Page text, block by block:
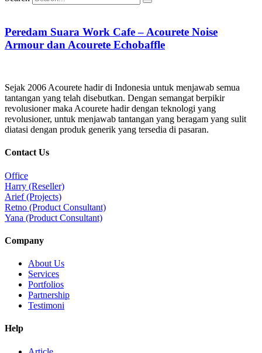
Peredam Suara Work Cafe – Acourete Noise
Armour dan Acourete Echobaffle
Sejak 2006 Acourete hadir di Indonesia untuk menjawab semua
tantangan yang telah disebutkan. Dengan semangat berpikir
revolusioner maka Acourete hadir dengan teknologi yang
revolusioner, untuk menjawab tantangan yang beragam yang sulit
diatasi dengan produk generik yang tersedia di pasaran.
Contact Us
Office
Harry (Reseller)
Arief (Projects)
Retno (Product Consultant)
Yana (Product Consultant)
Company
About Us
Services
Portfolios
Partnership
Testimoni
Help